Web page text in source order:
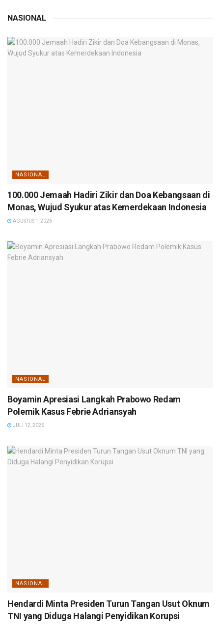
NASIONAL
NASIONAL
100.000 Jemaah Hadiri Zikir dan Doa Kebangsaan di
Monas, Wujud Syukur atas Kemerdekaan Indonesia
AGUSTUS 1, 2026
NASIONAL
Boyamin Apresiasi Langkah Prabowo Redam
Polemik Kasus Febrie Adriansyah
JULI 12, 2026
NASIONAL
Hendardi Minta Presiden Turun Tangan Usut Oknum
TNI yang Diduga Halangi Penyidikan Korupsi